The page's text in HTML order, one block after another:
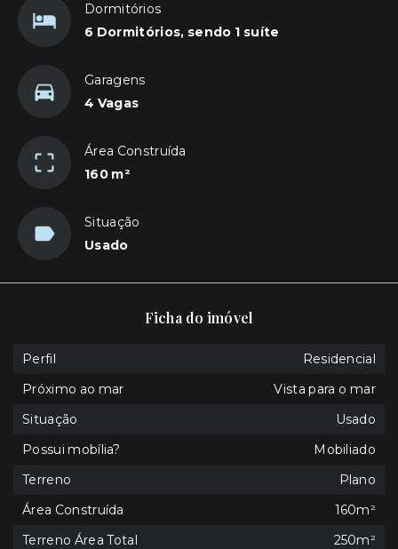
Dormitórios
6 Dormitórios, sendo 1 suíte
Garagens
4 Vagas
Área Construída
160 m²
Situação
Usado
Ficha do imóvel
Perfil
Residencial
Próximo ao mar
Vista para o mar
Situação
Usado
Possui mobília?
Mobiliado
Terreno
Plano
Área Construída
160m²
Terreno Área Total
250m²